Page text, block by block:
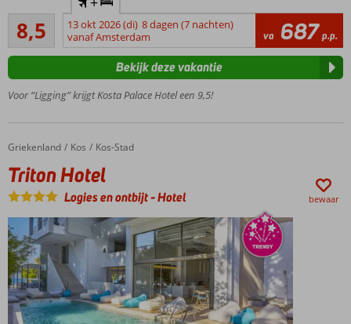
ligging aan
de haven
Zwembad
op het
een
prachtig
uitzicht
loopafstand
van winkels,
restaurants
en
traditionele
vissersboten
Perfecte
combinatie
van strand,
stad en
ontspanning
8,5
Aanrader
22
beoordelingen
13 okt 2026 (di) 8 dagen (7 nachten)
vanaf Amsterdam
va 687 p.p.
Voor “Ligging” krijgt Kosta Palace Hotel een 9,5!
Bekijk deze vakantie
Home
Griekenland Kos Kos-Stad
Triton Hotel
Triton Hotel
Logies en ontbijt-Hotel bewaar